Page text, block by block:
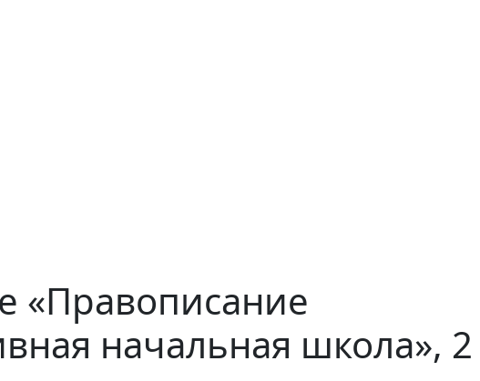
«Правописание
начальная школа», 2